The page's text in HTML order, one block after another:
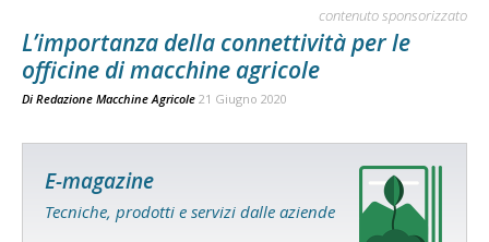
contenuto sponsorizzato
L’importanza della connettività per le
officine di macchine agricole
Di Redazione Macchine Agricole 21 Giugno 2020
E-magazine
Tecniche, prodotti e servizi dalle aziende